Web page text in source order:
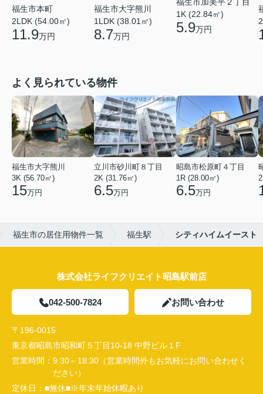
福生市本町
2LDK (54.00㎡)
11.9万円
福生市大字熊川
1LDK (38.01㎡)
8.7万円
福生市加美平２丁目
1K (22.84㎡)
5.9万円
よく見られている物件
福生市大字熊川
3K (56.70㎡)
15万円
立川市砂川町８丁目
2K (31.76㎡)
6.5万円
昭島市松原町４丁目
1R (28.00㎡)
6.5万円
福生市の居住用物件一覧 福生駅 シティハイムイースト
株式会社ライフクリエイト昭島駅前店
042-500-7824 お問い合わせ
〒196-0015
東京都昭島市昭和町５丁目10-18 中野ビル１F
営業時間： 9:30～18:30（営業時間外もお気軽にお問い合わせく
ださい）
定休日： ■無休■※年末年始休暇あり